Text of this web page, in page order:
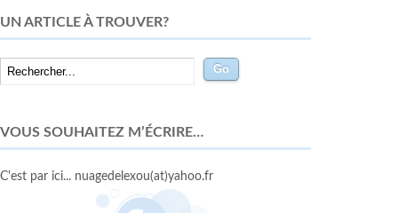
UN ARTICLE À TROUVER?
VOUS SOUHAITEZ M’ÉCRIRE…
C'est par ici... nuagedelexou(at)yahoo.fr